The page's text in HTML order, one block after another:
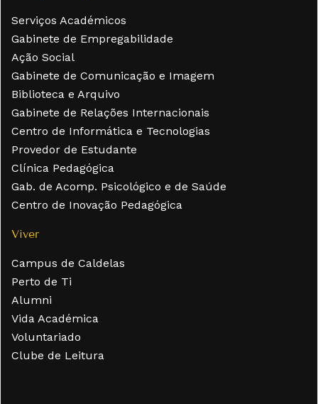
Serviços Académicos
Gabinete de Empregabilidade
Ação Social
Gabinete de Comunicação e Imagem
Biblioteca e Arquivo
Gabinete de Relações Internacionais
Centro de Informática e Tecnologias
Provedor de Estudante
Clínica Pedagógica
Gab. de Acomp. Psicológico e de Saúde
Centro de Inovação Pedagógica
Viver
Campus de Caldelas
Perto de Ti
Alumni
Vida Académica
Voluntariado
Clube de Leitura